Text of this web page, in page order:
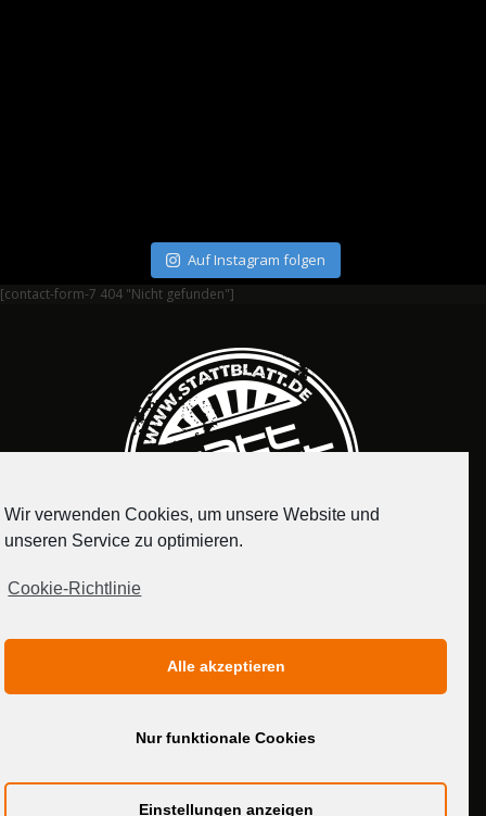
Auf Instagram folgen
[contact-form-7 404 "Nicht gefunden"]
MEDIADATEN
Wir verwenden Cookies, um unsere Website und
unseren Service zu optimieren.
Cookie-Richtlinie
Alle akzeptieren
Nur funktionale Cookies
Einstellungen anzeigen